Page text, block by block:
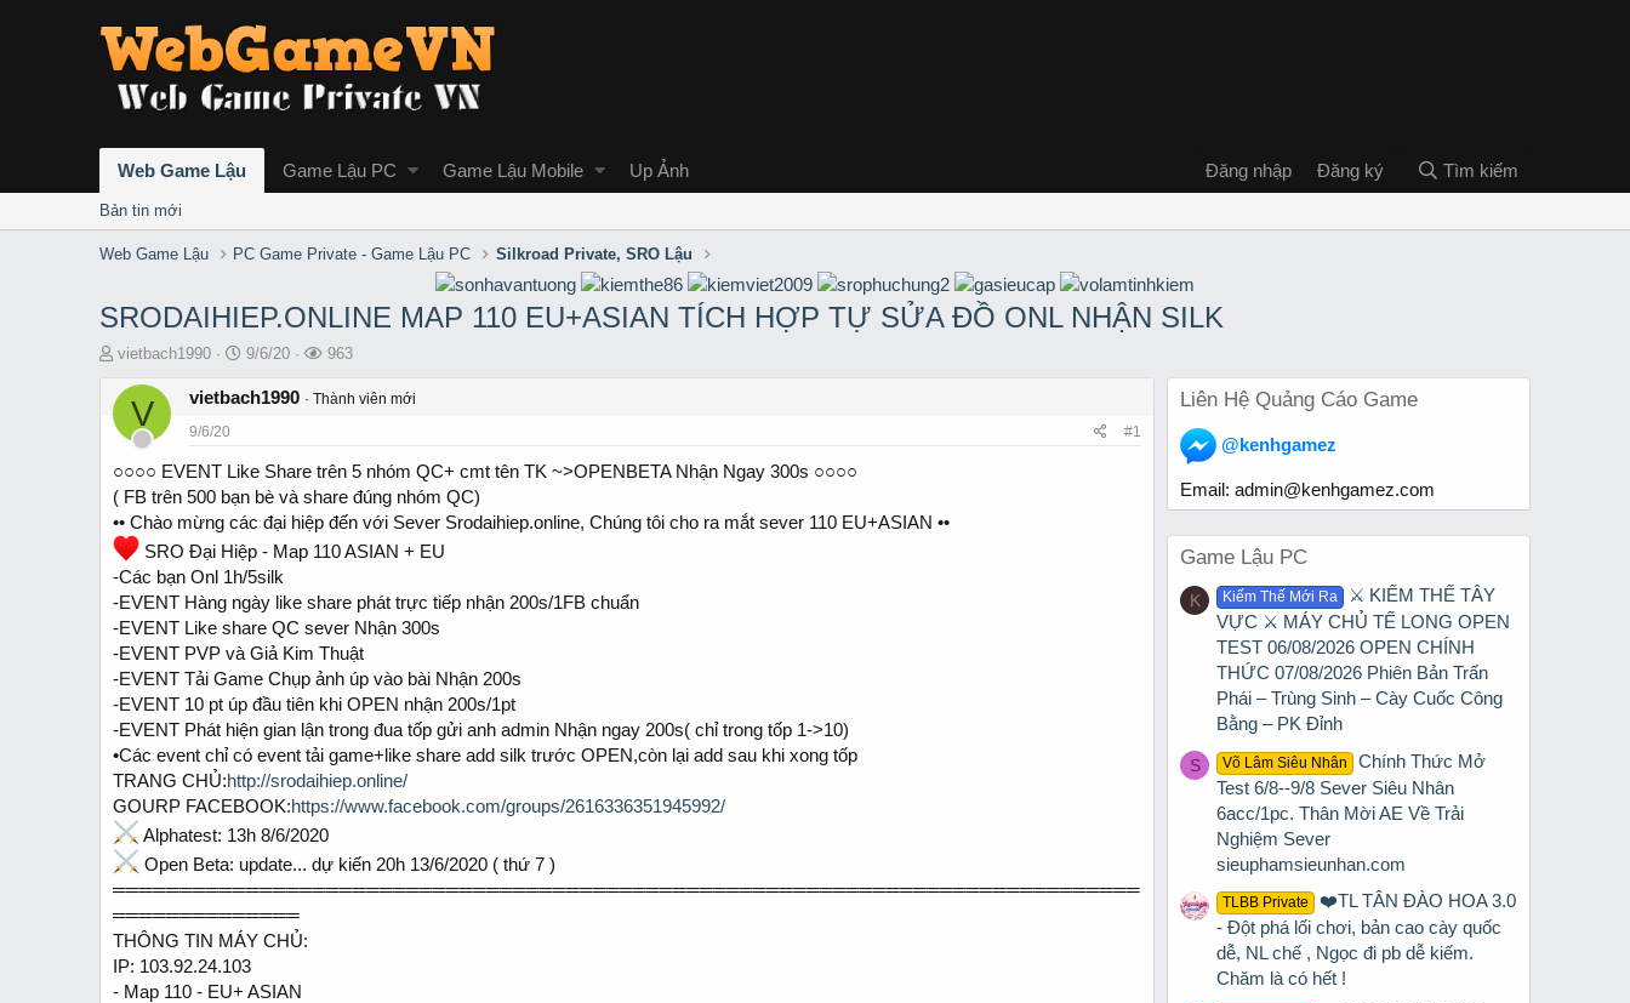
Web Game Lậu Game Lậu PC Game Lậu Mobile Up Ảnh Đăng nhập Đăng ký Tìm kiếm
Bản tin mới
Web Game Lậu PC Game Private - Game Lậu PC Silkroad Private, SRO Lậu
SRODAIHIEP.ONLINE MAP 110 EU+ASIAN TÍCH HỢP TỰ SỬA ĐỒ ONL NHẬN SILK
T
r
a
t
a
r
t
e
r
vietbach1990
S
a
a
t
e
9/6/20
L
ợ
e
m
963
V vietbach1990
Thành viên mới
9/6/20
#1
○○○○ EVENT Like Share trên 5 nhóm QC+ cmt tên TK ~>OPENBETA Nhận Ngay 300s ○○○○
( FB trên 500 bạn bè và share đúng nhóm QC)
•• Chào mừng các đại hiệp đến với Sever Srodaihiep.online, Chúng tôi cho ra mắt sever 110 EU+ASIAN ••
SRO Đại Hiệp - Map 110 ASIAN + EU
-Các bạn Onl 1h/5silk
-EVENT Hàng ngày like share phát trực tiếp nhận 200s/1FB chuẩn
-EVENT Like share QC sever Nhận 300s
-EVENT PVP và Giả Kim Thuật
-EVENT Tải Game Chụp ảnh úp vào bài Nhận 200s
-EVENT 10 pt úp đầu tiên khi OPEN nhận 200s/1pt
-EVENT Phát hiện gian lận trong đua tốp gửi anh admin Nhận ngay 200s( chỉ trong tốp 1->10)
•Các event chỉ có event tải game+like share add silk trước OPEN,còn lại add sau khi xong tốp
TRANG CHỦ:http://srodaihiep.online/
GOURP FACEBOOK:https://www.facebook.com/groups/2616336351945992/
Alphatest: 13h 8/6/2020
Open Beta: update... dự kiến 20h 13/6/2020 ( thứ 7 )
═════════════════════════════════════════════════════════════════════════════
══════════════
THÔNG TIN MÁY CHỦ:
IP: 103.92.24.103
- Map 110 - EU+ ASIAN
Liên Hệ Quảng Cáo Game
@kenhgamez
Email: admin@kenhgamez.com
Game Lậu PC
K Kiếm Thế Mới Ra
⚔️ KIẾM THẾ TÂY
VỰC ⚔️ MÁY CHỦ TẾ LONG OPEN
TEST 06/08/2026 OPEN CHÍNH
THỨC 07/08/2026 Phiên Bản Trấn
Phái – Trùng Sinh – Cày Cuốc Công
Bằng – PK Đỉnh
S Võ Lâm Siêu Nhân
Chính Thức Mở
Test 6/8--9/8 Sever Siêu Nhân
6acc/1pc. Thân Mời AE Về Trải
Nghiệm Sever
sieuphamsieunhan.com
TLBB Private
❤️TL TÂN ĐÀO HOA 3.0
- Đột phá lối chơi, bản cao cày quốc
dễ, NL chế , Ngọc đi pb dễ kiếm.
Chăm là có hết !